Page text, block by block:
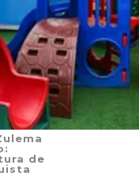
de